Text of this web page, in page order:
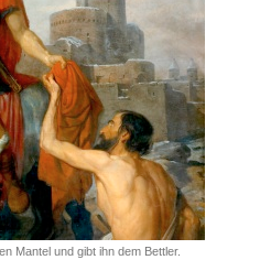
Mantel und gibt ihn dem Bettler.